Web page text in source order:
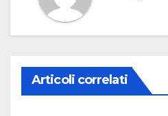
Articoli correlati